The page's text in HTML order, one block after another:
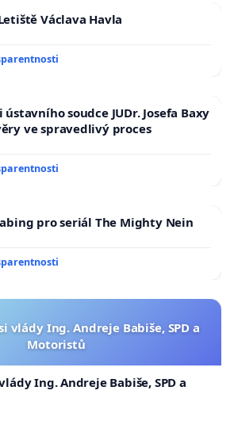
Václava Havla
soudce JUDr. Josefa Baxy
ve spravedlivý proces
pro seriál The Mighty Nein
vlády Ing. Andreje Babiše, SPD a
Motoristů
Ing. Andreje Babiše, SPD a